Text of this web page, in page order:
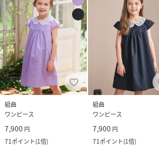
組曲
ワンピース
7,900 円
71ポイント(1倍)
組曲
ワンピース
7,900 円
71ポイント(1倍)